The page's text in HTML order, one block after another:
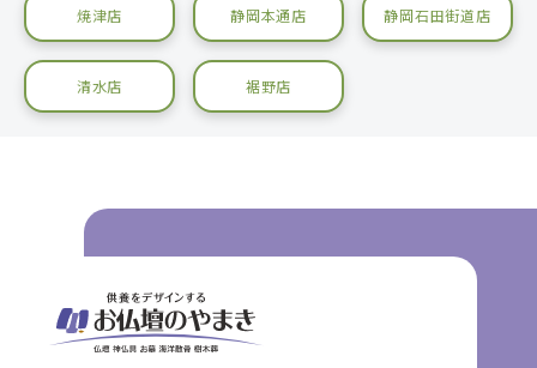
焼津店 静岡本通店 静岡石田街道店
清水店 裾野店